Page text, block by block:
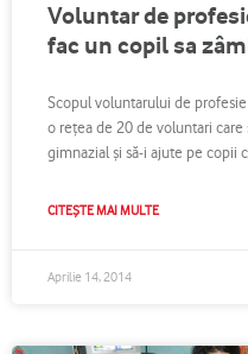
Voluntar de
fac un copil sa
Scopul voluntarului de
o reţea de 20 de voluntari
gimnazial şi să-i ajute pe copii
CITEȘTE MAI MULTE
Aprilie 14, 2014